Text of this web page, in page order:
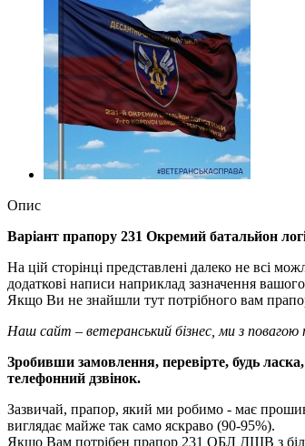
Опис
Варіант прапору 231 Окремий батальйон
На цій сторінці представлені далеко не всі
додаткові написи наприклад зазначення
Якщо Ви не знайшли тут потрібного вам
Наш сайт – ветеранський бізнес, ми з
Зробивши замовлення, перевірте, будь
телефонний дзвінок.
Зазвичай, прапор, який ми робимо - має
виглядає майже так само яскраво (90-95%).
Якщо Вам потрібен прапор 231 ОБЛ ДШВ з